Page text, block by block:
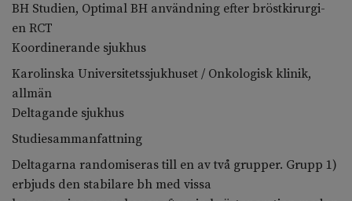
BH Studien, Optimal BH användning efter bröstkirurgi-
en RCT
Koordinerande sjukhus
Karolinska Universitetssjukhuset / Onkologisk klinik,
allmän
Deltagande sjukhus
Studiesammanfattning
Deltagarna randomiseras till en av två grupper. Grupp 1)
erbjuds den stabilare bh med vissa